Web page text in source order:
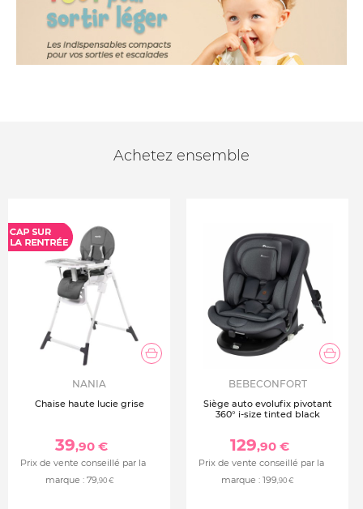
Achetez ensemble
NANIA
Chaise haute lucie grise
39,90 €
Prix de vente conseillé par la
marque : 79 ,90 €
BEBECONFORT
Siège auto evolufix pivotant
360° i-size tinted black
129,90 €
Prix de vente conseillé par la
marque : 199 ,90 €